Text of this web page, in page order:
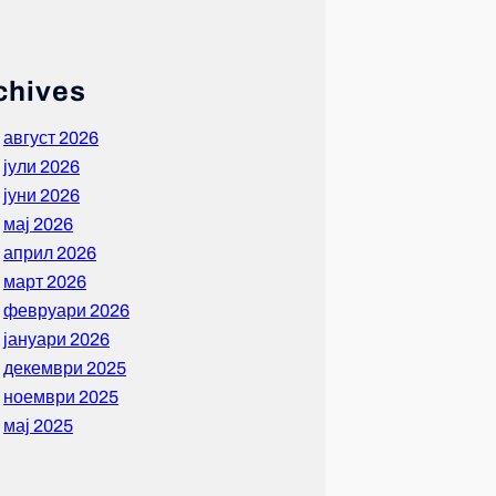
август 2026
јули 2026
јуни 2026
мај 2026
април 2026
март 2026
февруари 2026
јануари 2026
декември 2025
ноември 2025
мај 2025